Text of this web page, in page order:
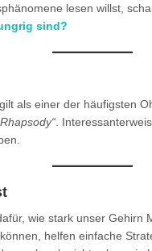
lesen willst,
sind?
als einer der häufigsten
.
wie stark unser Gehirn
helfen einfache